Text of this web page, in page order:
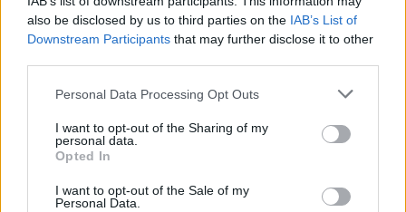
also be disclosed by us to third parties on the IAB’s List of
Downstream Participants that may further disclose it to other
Personal Data Processing Opt Outs
I want to opt-out of the Sharing of my
personal data.
Opted In
I want to opt-out of the Sale of my
Personal Data.
2026. augusztus 07., péntek
ocfalvi eltérőnél is